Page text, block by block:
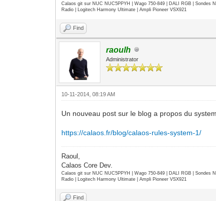
Calaos git sur NUC NUC5PPYH | Wago 750-849 | DALI RGB | Sondes
Radio | Logitech Harmony Ultimate | Ampli Pioneer VSX921
Find
raoulh
Administrator
10-11-2014, 08:19 AM
Un nouveau post sur le blog a propos du
https://calaos.fr/blog/calaos-rules-system-1/
Raoul,
Calaos Core Dev.
Calaos git sur NUC NUC5PPYH | Wago 750-849 | DALI RGB | Sondes
Radio | Logitech Harmony Ultimate | Ampli Pioneer VSX921
Find